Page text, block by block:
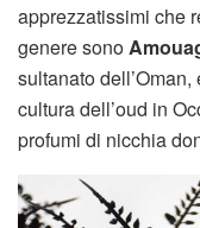
apprezzatissimi che
genere sono
sultanato dell’Oman,
cultura dell’oud in
profumi di nicchia